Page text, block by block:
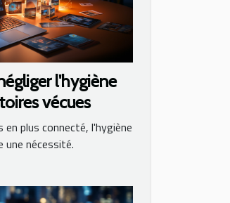
l'hygiène
vécues
en plus connecté, l'hygiène
une nécessité.